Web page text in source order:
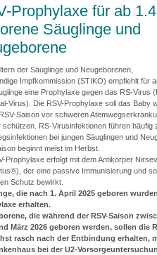
Prophylaxe für ab
Säuglinge und
der Säuglinge und Neugeborenen,
Impfkommission (STIKO) empfiehlt für
eine Prophylaxe gegen das RS-Virus
Virus). Die RSV-Prophylaxe soll das Baby
Saison vor schweren
schützen. RS-Virusinfektionen führen häufig
bei jungen Säuglingen und
beginnt meist im Herbst.
Prophylaxe erfolgt mit dem Antikörper
der eine passive Immunisierung und
Schutz bewirkt.
die nach 1. April 2025 geboren
erhalten.
die während der RSV-Saison
März 2026 geboren werden, sollen die
rasch nach der Entbindung erhalten,
bei der U2-